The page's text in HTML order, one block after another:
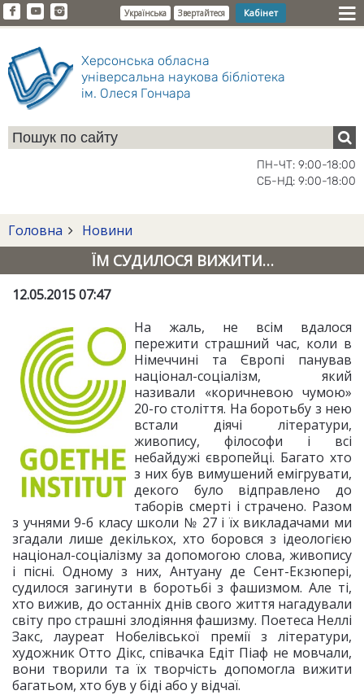
Українська Звертайтеся Кабінет
Херсонська обласна
універсальна наукова бібліотека
ім. Олеся Гончара
ПН-ЧТ: 9:00-18:00
СБ-НД: 9:00-18:00
Головна Новини
ЇМ СУДИЛОСЯ ВИЖИТИ…
12.05.2015 07:47
На жаль, не всім вдалося
пережити страшний час, коли в
Німеччині та Європі панував
націонал-соціалізм, який
називали «коричневою чумою»
20-го століття. На боротьбу з нею
встали діячі літератури,
живопису, філософи і всі
небайдужі європейці. Багато хто
з них був вимушений емігрувати,
декого було відправлено до
таборів смерті і страчено. Разом
з учнями 9-б класу школи № 27 і їх викладачами ми
згадали лише декількох, хто боровся з ідеологією
націонал-соціалізму за допомогою слова, живопису
і пісні. Одному з них, Антуану де Сент-Екзюпері,
судилося загинути в боротьбі з фашизмом. Але ті,
хто вижив, до останніх днів свого життя нагадували
світу про страшні злодіяння фашизму. Поетеса Неллі
Закс, лауреат Нобелівської премії з літератури,
художник Отто Дікс, співачка Едіт Піаф не мовчали,
вони творили та їх творчість допомогла вижити
багатьом, хто був у біді або у відчаї.